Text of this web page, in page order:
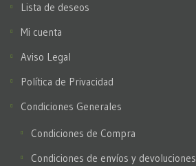
Lista de deseos
Mi cuenta
Aviso Legal
Política de Privacidad
Condiciones Generales
Condiciones de Compra
Condiciones de envíos y devoluciones